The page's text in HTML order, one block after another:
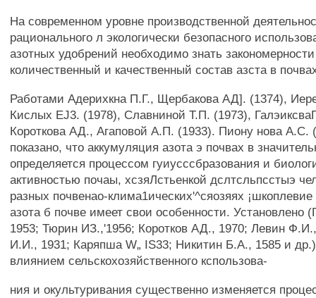
На современном уровне производственной
рационального л экологически безопасного
азотных удобрений необходимо знать
количественный и качественный состав азста в
Работами Адерихкна П.Г., Щербакова АД]. (1374),
Кислых EJ3. (1978), Славниной Т.П. (1973),
Короткова АД., Агаповой А.П. (1933). Пиону нова A.C.
показано, что аккумуляция азота э почвах в
определяется процессом гуиусссбразования и
активностью почаы, хсзяЛстьенкой дслтсльпсстыэ
разных почвенао-клима1ических'^сяозяях
азота б почве имеет свои особенности. Установлено
1953; Тюрин ИЗ.,'1956; Коротков АД., 1970; Левин
И.И., 1931; Каряпша W„ IS33; Никитин Б.А., 1585 и
влиянием сельскохозяйственного кспользова-
ния и окультуривания существенно изменяется